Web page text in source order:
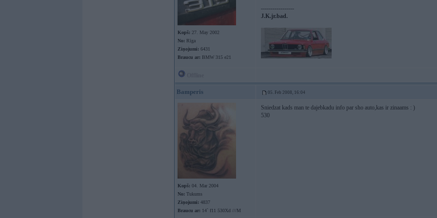
Kopš: 27. May 2002
No: Rīga
Ziņojumi: 6431
Braucu ar: BMW 315 e21
-----------------
J.K.jr.bad.
Bamperis 05. Feb 2008, 16:04
Kopš: 04. Mar 2004
No: Tukums
Ziņojumi: 4837
Braucu ar: 14` f11 530Xd ///M
Sniedzat kads man te dajebkadu info par sho auto,kas ir zinaams : )
530